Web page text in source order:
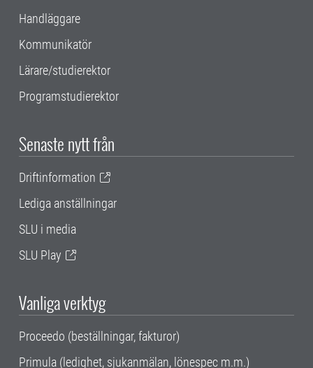
Handläggare
Kommunikatör
Lärare/studierektor
Programstudierektor
Senaste nytt från
Driftinformation
Lediga anställningar
SLU i media
SLU Play
Vanliga verktyg
Proceedo (beställningar, fakturor)
Primula (ledighet, sjukanmälan, lönespec m.m.)